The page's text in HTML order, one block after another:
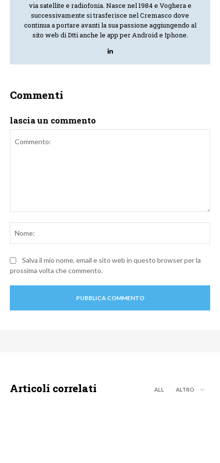
via satellite e radiofonia. Nasce nel 1984 e Voghera e
successivamente si trasferisce nel Cremasco dove
continua a portare avanti la sua passione aggiungendo al
sito web di Dtti anche le app per Android e Iphone.
Commenti
lascia un commento
Salva il mio nome, email e sito web in questo browser per la
prossima volta che commento.
Articoli correlati ALL ALTRO